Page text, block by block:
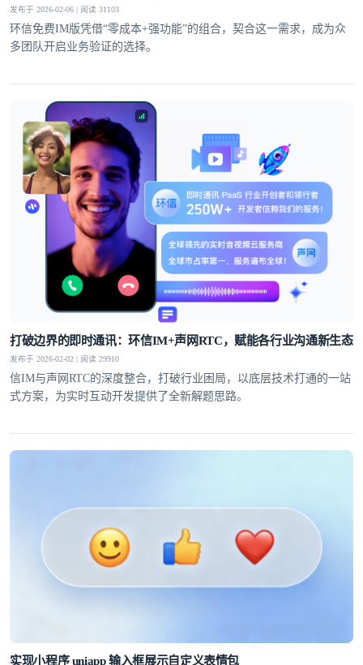
发布于 2026-02-06 | 阅读 31103
环信免费IM版凭借“零成本+强功能”的组合，契合这一需求，成为众
多团队开启业务验证的选择。
打破边界的即时通讯：环信IM+声网RTC，赋能各行业沟通新生态
发布于 2026-02-02 | 阅读 29910
信IM与声网RTC的深度整合，打破行业困局，以底层技术打通的一站
式方案，为实时互动开发提供了全新解题思路。
实现小程序 uniapp 输入框展示自定义表情包